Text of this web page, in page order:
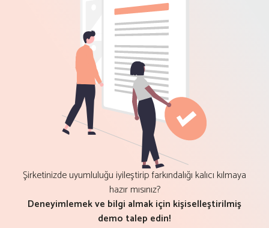
Şirketinizde uyumluluğu iyileştirip farkındalığı kalıcı kılmaya
hazır mısınız?
Deneyimlemek ve bilgi almak için kişiselleştirilmiş
demo talep edin!